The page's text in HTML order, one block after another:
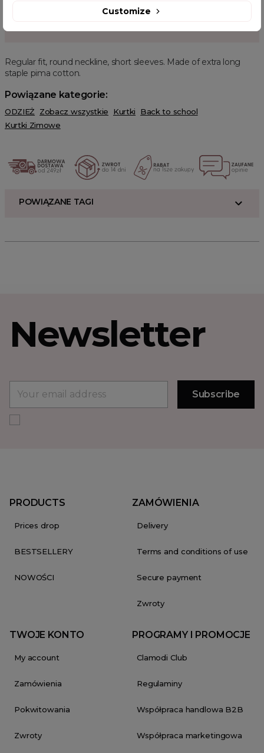
Regular fit, round neckline, short sleeves. Made of extra long
staple pima cotton.
Powiązane kategorie:
ODZIEŻ Zobacz wszystkie Kurtki
Back to school
Kurtki Zimowe
POWIĄZANE TAGI
Newsletter
PRODUCTS
Prices drop
BESTSELLERY
NOWOŚCI
ZAMÓWIENIA
Delivery
Terms and conditions of use
Secure payment
Zwroty
TWOJE KONTO
My account
Zamówienia
Pokwitowania
Zwroty
PROGRAMY I PROMOCJE
Clamodi Club
Regulaminy
Współpraca handlowa B2B
Współpraca marketingowa
Customize